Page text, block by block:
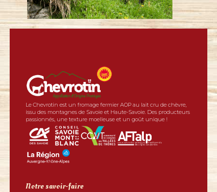
Le Chevrotin est un fromage fermier AOP au lait cru de chèvre,
issu des montagnes de Savoie et Haute-Savoie. Des producteurs
passionnés, une texture moelleuse et un goût unique !
Notre savoir-faire